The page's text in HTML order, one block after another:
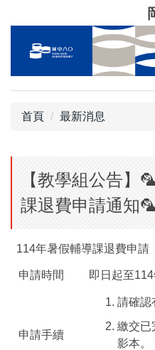
到
內
首頁 最新消息
【教學組公告】
課退費申請通知
114年暑假輔導課退費申請
申請時間 即日起至
申請手續
請確認
繳交已
影本。